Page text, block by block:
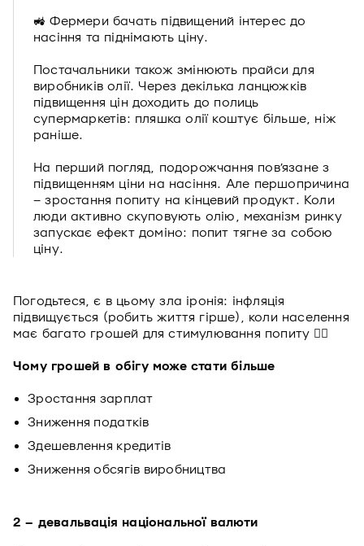
🚜 Фермери бачать підвищений інтерес до
насіння та піднімають ціну.
Постачальники також змінюють прайси для
виробників олії. Через декілька ланцюжків
підвищення цін доходить до полиць
супермаркетів: пляшка олії коштує більше, ніж
раніше.
На перший погляд, подорожчання пов’язане з
підвищенням ціни на насіння. Але першопричина
– зростання попиту на кінцевий продукт. Коли
люди активно скуповують олію, механізм ринку
запускає ефект доміно: попит тягне за собою
ціну.
Погодьтеся, є в цьому зла іронія: інфляція
підвищується (робить життя гірше), коли населення
має багато грошей для стимулювання попиту 🤦‍♀️
Чому грошей в обігу може стати більше
Зростання зарплат
Зниження податків
Здешевлення кредитів
Зниження обсягів виробництва
2 – девальвація національної валюти